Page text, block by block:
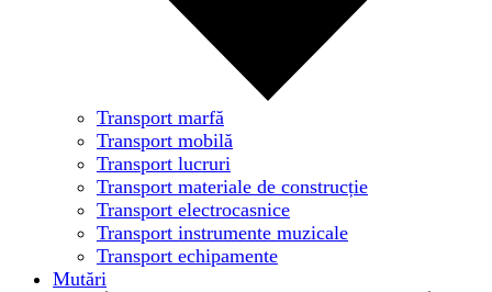
Transport marfă
Transport mobilă
Transport lucruri
Transport materiale de construcție
Transport electrocasnice
Transport instrumente muzicale
Transport echipamente
Mutări